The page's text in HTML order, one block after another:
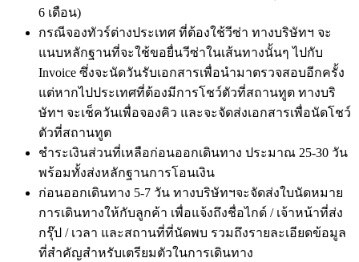
6 เดือน)
กรณีจองทัวร์ต่างประเทศ ที่ต้องใช้วีซ่า ทางบริษัทฯ จะ
แนบหลักฐานที่จะใช้ขอยื่นวีซ่าในเส้นทางนั้นๆ ไปกับ
Invoice ซึ่งจะนัดวันรับเอกสารเพื่อนำมาตรวจสอบอีกครั้ง
แต่หากไปประเทศที่ต้องมีการโชว์ตัวที่สถานทูต ทางบริ
ษัทฯ จะเช็ควันเพื่อจองคิว และจะจัดส่งเอกสารเพื่อนัดโชว์
ตัวที่สถานทูต
ชำระเงินส่วนที่เหลือก่อนออกเดินทาง ประมาณ 25-30 วัน
พร้อมทั้งส่งหลักฐานการโอนเงิน
ก่อนออกเดินทาง 5-7 วัน ทางบริษัทฯจะจัดส่งใบนัดหมาย
การเดินทางให้กับลูกค้า เพื่อแจ้งถึงชื่อไกด์ / เจ้าหน้าที่ส่ง
กรุ๊ป / เวลา และสถานที่ที่นัดพบ รวมถึงรายละเอียดข้อมูล
ที่สำคัญสำหรับเตรียมตัวในการเดินทาง